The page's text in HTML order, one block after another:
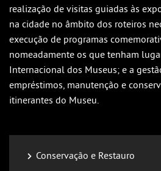
realização de visitas guiadas às
na cidade no âmbito dos roteiros
execução de programas
nomeadamente os que tenham
Internacional dos Museus; e a
empréstimos, manutenção e
itinerantes do Museu.
Conservação e Restauro